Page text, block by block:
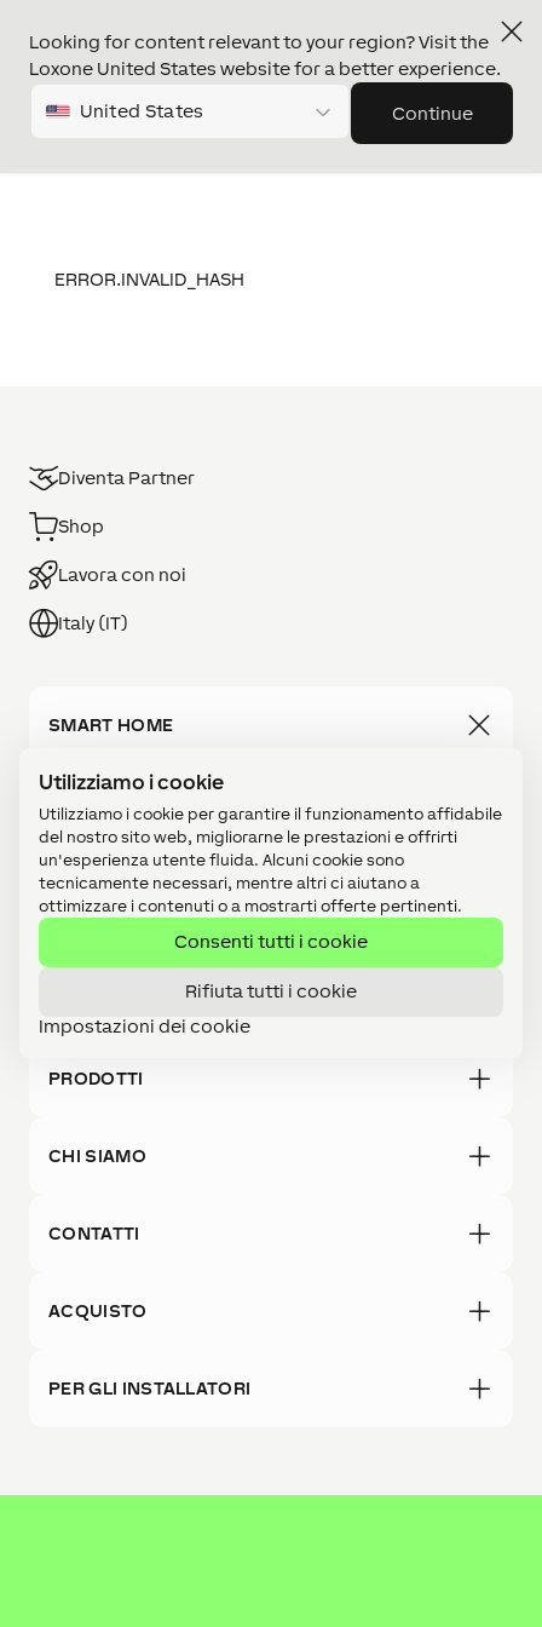
Utilizziamo i cookie
Utilizziamo i cookie per garantire il funzionamento affidabile
del nostro sito web, migliorarne le prestazioni e offrirti
un'esperienza utente fluida. Alcuni cookie sono
tecnicamente necessari, mentre altri ci aiutano a
ottimizzare i contenuti o a mostrarti offerte pertinenti.
Consenti tutti i cookie
Rifiuta tutti i cookie
Impostazioni dei cookie
Looking for content relevant to your region? Visit the
Loxone United States website for a better experience.
United States Continue
ERROR.INVALID_HASH
Diventa Partner
Shop
Lavora con noi
Italy (IT)
SMART HOME
Smart home
Referenze
Costo di una Smart Home
COMMERCIO
PRODOTTI
CHI SIAMO
CONTATTI
ACQUISTO
PER GLI INSTALLATORI